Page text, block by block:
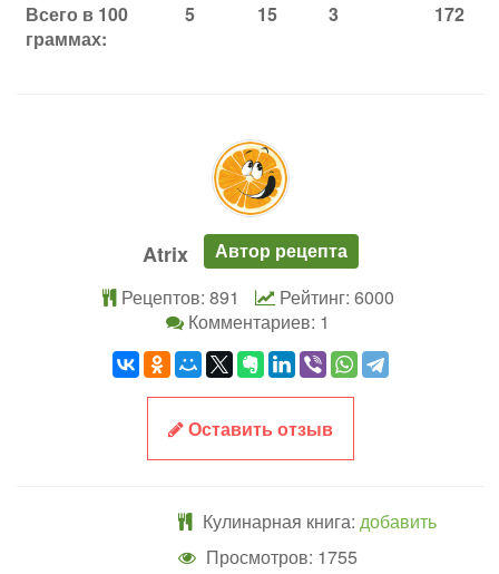
Всего в 100
граммах:
5 15 3 172
Atrix
Автор рецепта
Рецептов: 891
Рейтинг: 6000
Комментариев: 1
Оставить отзыв
Кулинарная книга: добавить
Просмотров: 1755